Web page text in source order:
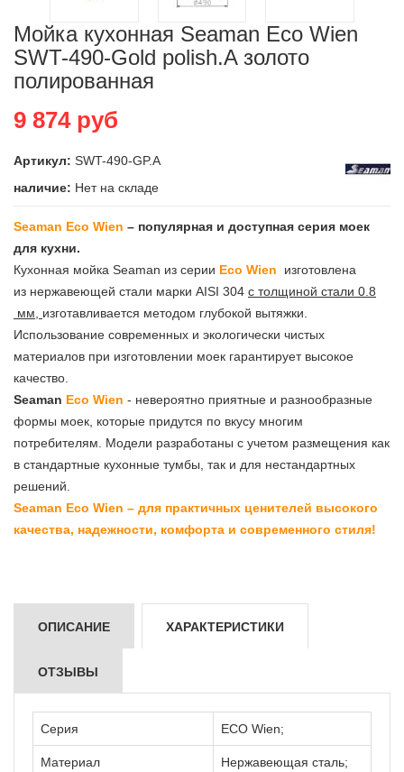
Мойка кухонная Seaman Eco Wien
SWT-490-Gold polish.A золото
полированная
9 874руб
Артикул: SWT-490-GP.A
наличие: Нет на складе
Seaman Eco Wien – популярная и доступная серия моек
для кухни.
Кухонная мойка Seaman из серии Eco Wien
изготовлена
из нержавеющей стали марки AISI 304 с толщиной стали 0.8
мм, изготавливается методом глубокой вытяжки.
Использование современных и экологически чистых
материалов при изготовлении моек гарантирует высокое
качество.
Seaman Eco Wien - невероятно приятные и разнообразные
формы моек, которые придутся по вкусу многим
потребителям. Модели разработаны с учетом размещения как
в стандартные кухонные тумбы, так и для нестандартных
решений.
Seaman Eco Wien – для практичных ценителей высокого
качества, надежности, комфорта и современного стиля!
ОПИСАНИЕ ХАРАКТЕРИСТИКИ
ОТЗЫВЫ
Серия ECO Wien;
Материал Нержавеющая сталь;